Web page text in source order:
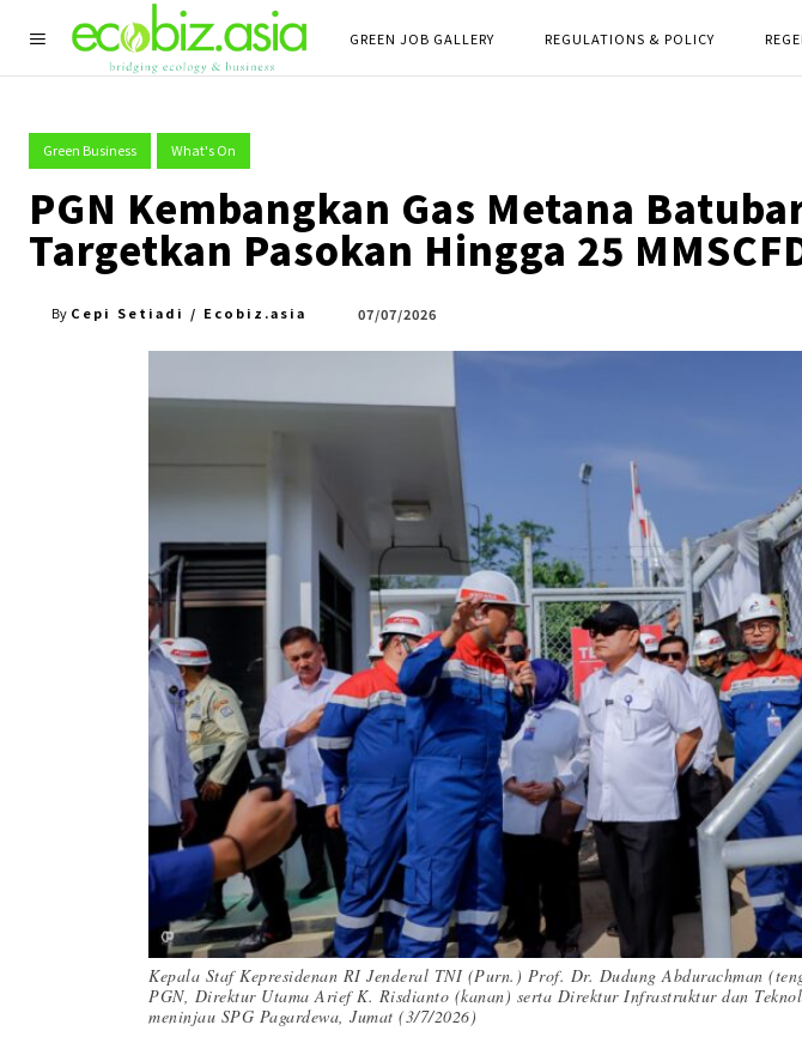
GREEN JOB GALLERY REGULATIONS & POLICY
Green Business What's On
PGN Kembangkan Gas Metana
Targetkan Pasokan Hingga 25
By Cepi Setiadi / Ecobiz.asia 07/07/2026
Kepala Staf Kepresidenan RI Jenderal TNI (Purn.) Prof. Dr. Dudung Abdurachman
PGN, Direktur Utama Arief K. Risdianto (kanan) serta Direktur Infrastruktur dan
meninjau SPG Pagardewa, Jumat (3/7/2026)